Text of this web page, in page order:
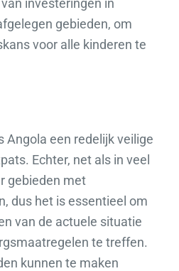
investeringen in
gebieden, om
voor alle kinderen te
Angola een redelijk veilige
Echter, net als in veel
gebieden met
dus het is essentieel om
van de actuele situatie
te treffen.
kunnen te maken